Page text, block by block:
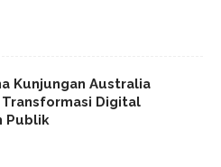
Kunjungan Australia
Transformasi Digital
Publik